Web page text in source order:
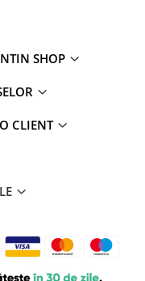
SHOP
CLIENT